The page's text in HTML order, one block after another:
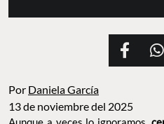
Por Daniela García
13 de noviembre del 2025